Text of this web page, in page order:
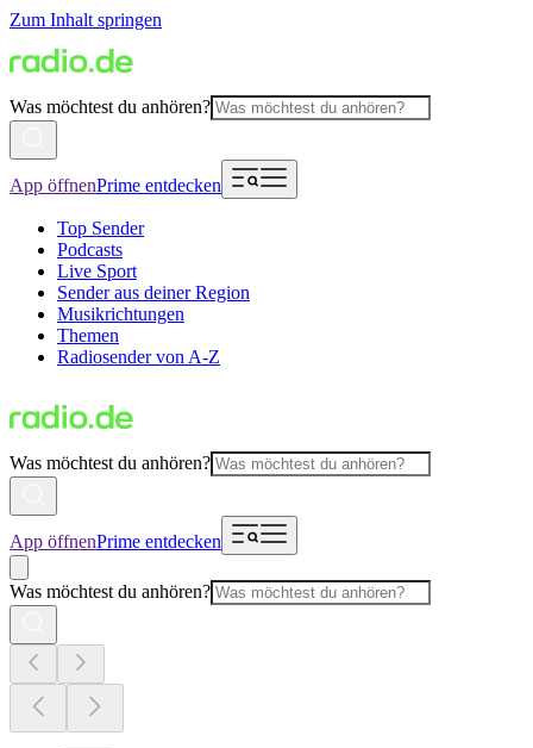
Zum Inhalt springen
Was möchtest du anhören?
App öffnenPrime entdecken
Top Sender
Podcasts
Live Sport
Sender aus deiner Region
Musikrichtungen
Themen
Radiosender von A-Z
Was möchtest du anhören?
App öffnenPrime entdecken
Was möchtest du anhören?